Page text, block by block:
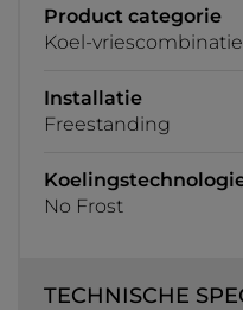
Product categorie
Koel-vriescombinatie
Installatie
Freestanding
No Frost
TECHNISCHE